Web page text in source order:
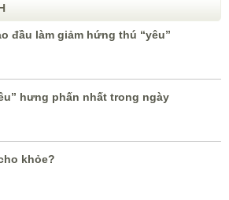
đầu làm giảm hứng thú “yêu”
hưng phấn nhất trong ngày
khỏe?